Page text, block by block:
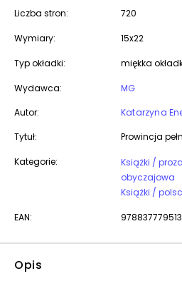
Liczba stron: 720
Wymiary: 15x22
Typ okładki: miękka
Wydawca:
MG
Autor:
Katarzyna
Tytuł:
Prowincja
Kategorie:
Książki /
obyczajowa
Książki /
EAN:
Opis